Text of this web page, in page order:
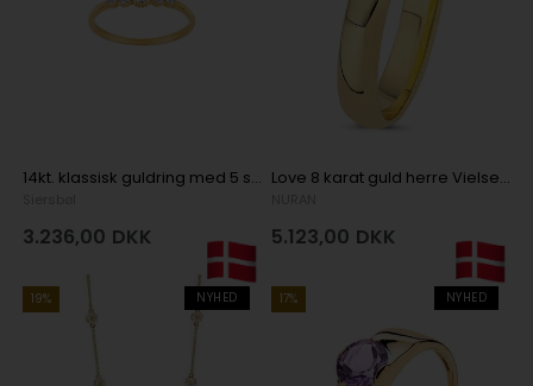
14kt. klassisk guldring med 5 stk hvide zirkonia
3.236,00 DKK
Love 8 karat guld herre Vielsesring
5.123,00 DKK
NYHED
19% NYHED
17%